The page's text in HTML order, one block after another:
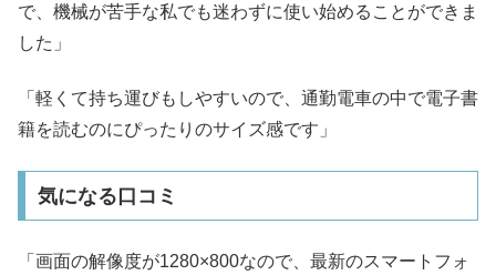
で、機械が苦手な私でも迷わずに使い始めることができま
した」
「軽くて持ち運びもしやすいので、通勤電車の中で電子書
籍を読むのにぴったりのサイズ感です」
気になる口コミ
「画面の解像度が1280×800なので、最新のスマートフォ